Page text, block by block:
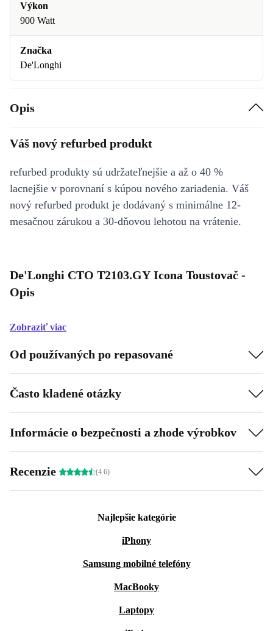
Výkon
900 Watt
Značka
De'Longhi
Opis
Váš nový refurbed produkt
refurbed produkty sú udržateľnejšie a až o 40 %
lacnejšie v porovnaní s kúpou nového zariadenia. Váš
nový refurbed produkt je dodávaný s minimálne 12-
mesačnou zárukou a 30-dňovou lehotou na vrátenie.
De'Longhi CTO T2103.GY Icona Toustovač -
Opis
Zobraziť viac
Od používaných po repasované
Často kladené otázky
Informácie o bezpečnosti a zhode výrobkov
Recenzie (4.6)
Najlepšie kategórie
iPhony
Samsung mobilné telefóny
MacBooky
Laptopy